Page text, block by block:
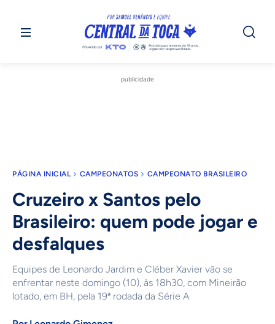
publicidade
PÁGINA INICIAL CAMPEONATOS CAMPEONATO BRASILEIRO
Cruzeiro x Santos pelo
Brasileiro: quem pode jogar e
desfalques
Equipes de Leonardo Jardim e Cléber Xavier vão se
enfrentar neste domingo (10), às 18h30, com Mineirão
lotado, em BH, pela 19ª rodada da Série A